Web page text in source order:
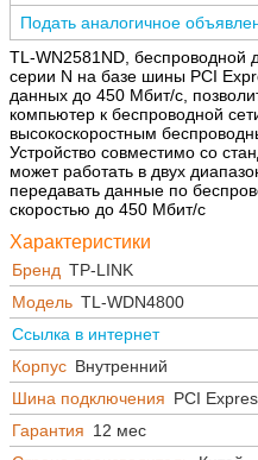
Подать аналогичное
TL-WN2581ND, беспроводной
серии N на базе шины PCI
данных до 450 Мбит/с,
компьютер к беспроводной
высокоскоростным
Устройство совместимо со
может работать в двух
передавать данные по
скоростью до 450 Мбит/с
Характеристики
Бренд TP-LINK
Модель TL-WDN4800
Ссылка в интернет
Корпус Внутренний
Шина подключения PCI
Гарантия 12 мес